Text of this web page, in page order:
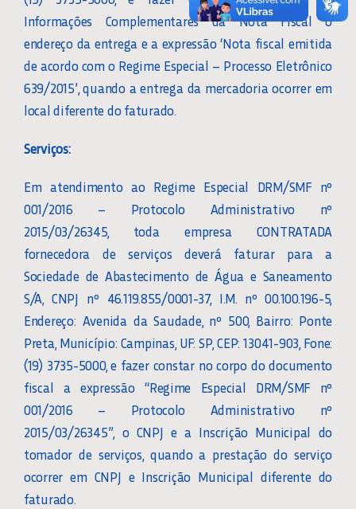
Informações Complementares da Nota Fiscal o
endereço da entrega e a expressão ‘Nota fiscal emitida
de acordo com o Regime Especial – Processo Eletrônico
639/2015’, quando a entrega da mercadoria ocorrer em
local diferente do faturado.
Serviços:
Em atendimento ao Regime Especial DRM/SMF nº
001/2016 – Protocolo Administrativo nº
2015/03/26345, toda empresa CONTRATADA
fornecedora de serviços deverá faturar para a
Sociedade de Abastecimento de Água e Saneamento
S/A, CNPJ nº 46.119.855/0001-37, I.M. nº 00.100.196-5,
Endereço: Avenida da Saudade, nº 500, Bairro: Ponte
Preta, Município: Campinas, UF: SP, CEP: 13041-903, Fone:
(19) 3735-5000, e fazer constar no corpo do documento
fiscal a expressão “Regime Especial DRM/SMF nº
001/2016 – Protocolo Administrativo nº
2015/03/26345”, o CNPJ e a Inscrição Municipal do
tomador de serviços, quando a prestação do serviço
ocorrer em CNPJ e Inscrição Municipal diferente do
faturado.